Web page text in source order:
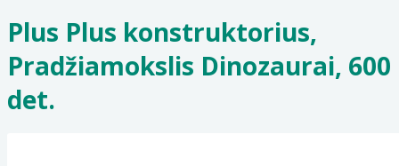
Plus Plus konstruktorius,
Pradžiamokslis Dinozaurai, 600
det.